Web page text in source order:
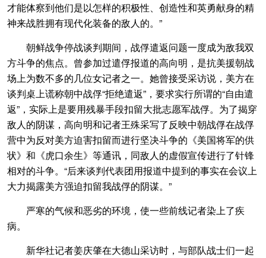
才能体察到他们是以怎样的积极性、创造性和英勇献身的精
神来战胜拥有现代化装备的敌人的。”
朝鲜战争停战谈判期间，战俘遣返问题一度成为敌我双
方斗争的焦点。曾参加过遣俘报道的高向明，是抗美援朝战
场上为数不多的几位女记者之一。她曾接受采访说，美方在
谈判桌上谎称朝中战俘“拒绝遣返”，要求实行所谓的“自由遣
返”，实际上是要用残暴手段扣留大批志愿军战俘。为了揭穿
敌人的阴谋，高向明和记者王殊采写了反映中朝战俘在战俘
营中为反对美方迫害扣留而进行坚决斗争的《美国将军的供
状》和《虎口余生》等通讯，同敌人的虚假宣传进行了针锋
相对的斗争。“后来谈判代表团用报道中提到的事实在会议上
大力揭露美方强迫扣留我战俘的阴谋。”
严寒的气候和恶劣的环境，使一些前线记者染上了疾
病。
新华社记者姜庆肇在大德山采访时，与部队战士们一起